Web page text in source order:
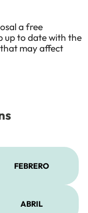
a free
up to date with the
may affect
FEBRERO
ABRIL